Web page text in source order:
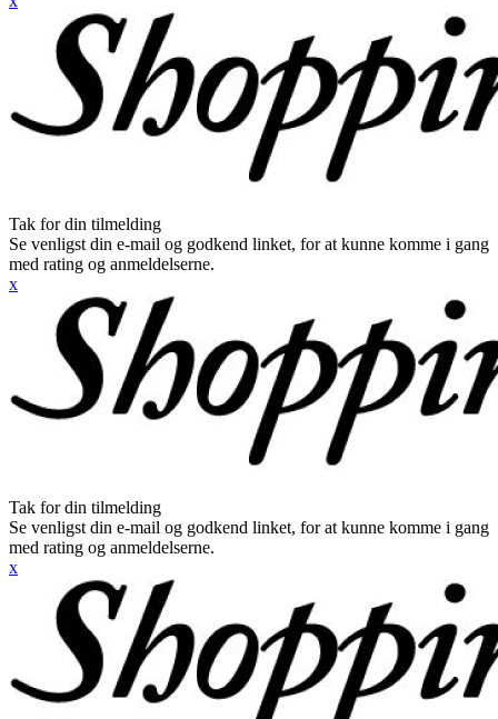
Tak for din tilmelding
Se venligst din e-mail og godkend linket, for at kunne komme i gang
med rating og anmeldelserne.
x
Tak for din tilmelding
Se venligst din e-mail og godkend linket, for at kunne komme i gang
med rating og anmeldelserne.
x